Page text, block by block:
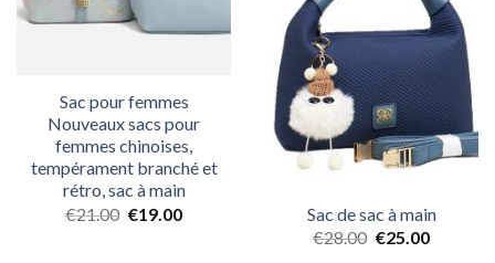
Sac pour femmes
Nouveaux sacs pour
femmes chinoises,
tempérament branché et
rétro, sac à main
€21.00 €19.00
Sac de sac à main
€28.00 €25.00